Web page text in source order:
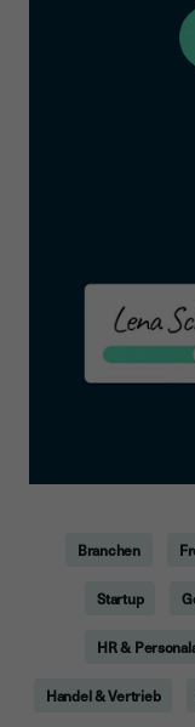
Branchen
Startup
HR &
Handel & Vertrieb